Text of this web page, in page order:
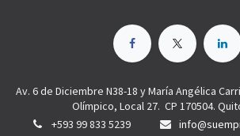
Av. 6 de Diciembre N38-18 y María Angélica
Olímpico, Local 27. CP 170504.
+593 99 833 5239